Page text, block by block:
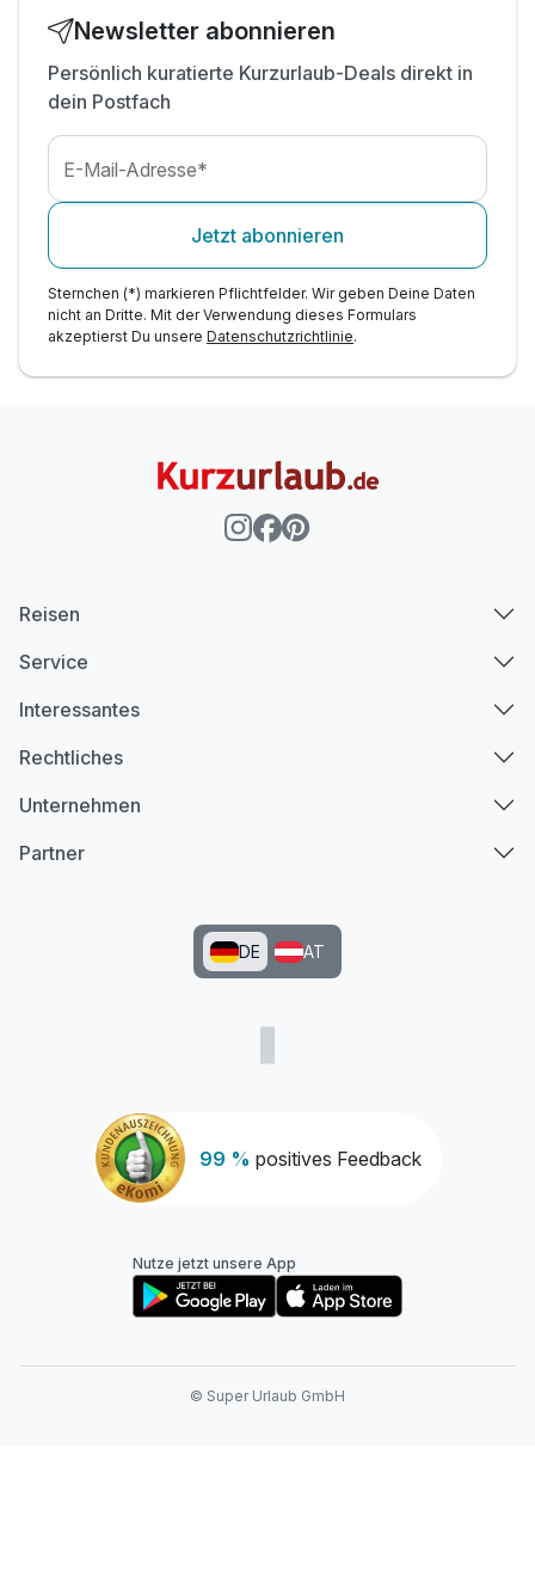
Newsletter abonnieren
Persönlich kuratierte Kurzurlaub-Deals direkt in
dein Postfach
E-Mail-Adresse*
Jetzt abonnieren
Sternchen (*) markieren Pflichtfelder. Wir geben Deine Daten
nicht an Dritte. Mit der Verwendung dieses Formulars
akzeptierst Du unsere Datenschutzrichtlinie.
99 % positives Feedback
Reisen
Service
Interessantes
Rechtliches
Unternehmen
Partner
DE AT
Nutze jetzt unsere App
© Super Urlaub GmbH